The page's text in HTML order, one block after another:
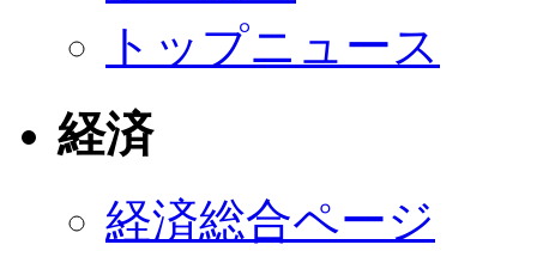
トップニュース
経済
経済総合ページ